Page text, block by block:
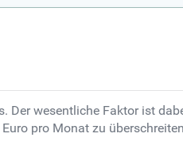
Der wesentliche Faktor ist
pro Monat zu